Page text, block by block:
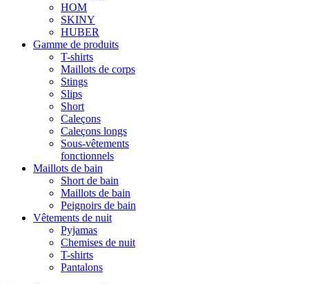
HOM
SKINY
HUBER
Gamme de produits
T-shirts
Maillots de corps
Stings
Slips
Short
Caleçons
Caleçons longs
Sous-vêtements
fonctionnels
Maillots de bain
Short de bain
Maillots de bain
Peignoirs de bain
Vêtements de nuit
Pyjamas
Chemises de nuit
T-shirts
Pantalons